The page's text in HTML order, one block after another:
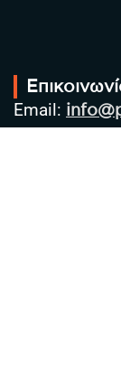
Email:
Τηλ: